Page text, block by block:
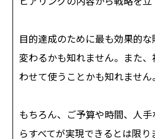
目的達成のために最も効果的
変わるかも知れません。また
わせて使うことかも知れません。
もちろん、ご予算や時間、人
らすべてが実現できるとは限